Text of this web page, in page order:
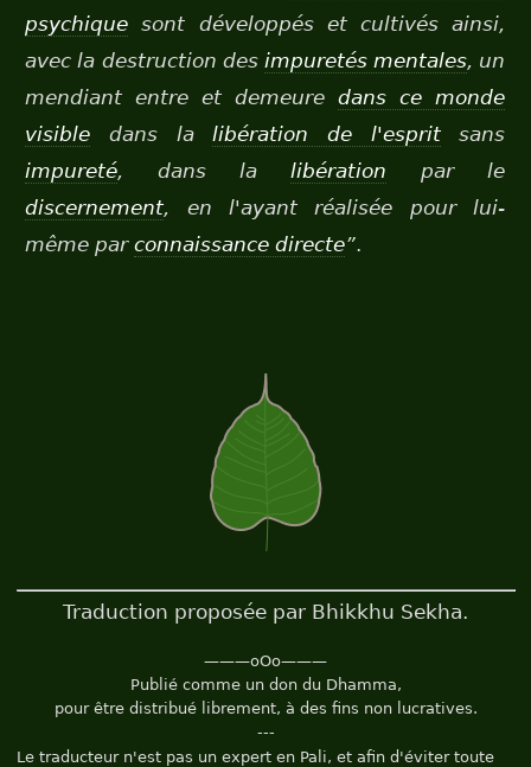
psychique sont développés et cultivés ainsi,
avec la destruction des impuretés mentales, un
mendiant entre et demeuredans ce monde
visible dans lalibération de l'espritsans
impureté, dans lalibération par le
discernement, en l'ayant réalisée pour lui-
même parconnaissance directe”.
Traduction proposée par Bhikkhu Sekha.
———oOo———
Publié comme un don du Dhamma,
pour être distribué librement, à des fins non lucratives.
---
Le traducteur n'est pas un expert en Pali, et afin d'éviter toute